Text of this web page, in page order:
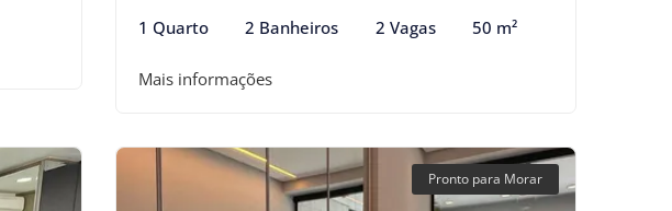
1 Quarto 2 Banheiros 2 Vagas 50 m²
Mais informações
Pronto para Morar